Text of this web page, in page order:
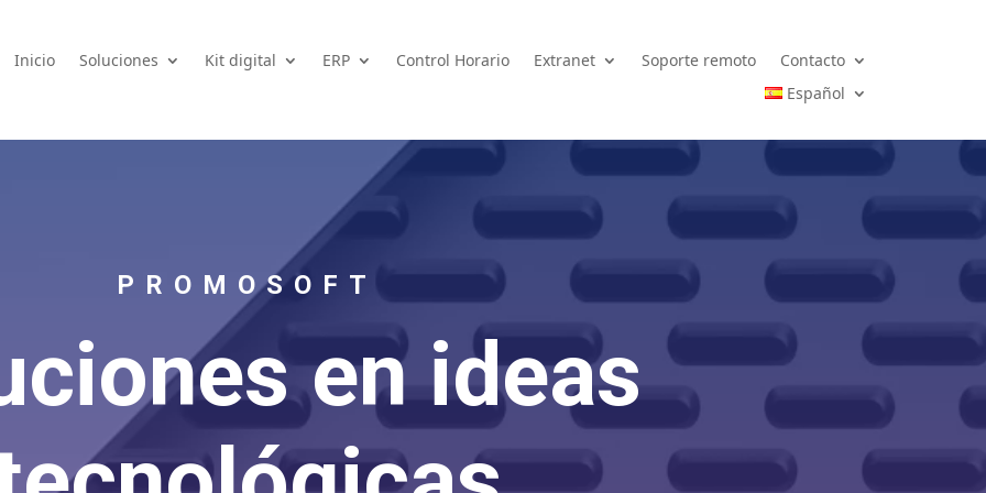
Inicio Soluciones Kit digital ERP Control Horario Extranet Soporte remoto
Contacto
Español
PROMOSOFT
en ideas